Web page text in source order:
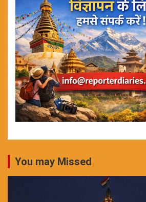
You may Missed